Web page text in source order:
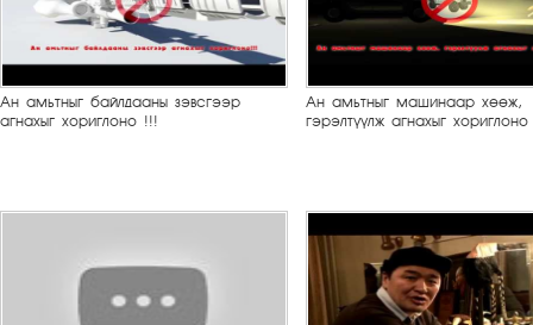
Ан амьтныг байлдааны зэвсгээр
агнахыг хориглоно !!!
Ан амьтныг машинаар хөөж,
гэрэлтүүлж агнахыг